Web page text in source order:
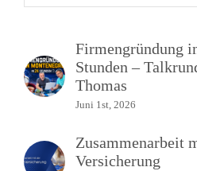
Firmengründung
Stunden –
Thomas
Juni 1st, 2026
Zusammenarbeit
Versicherung